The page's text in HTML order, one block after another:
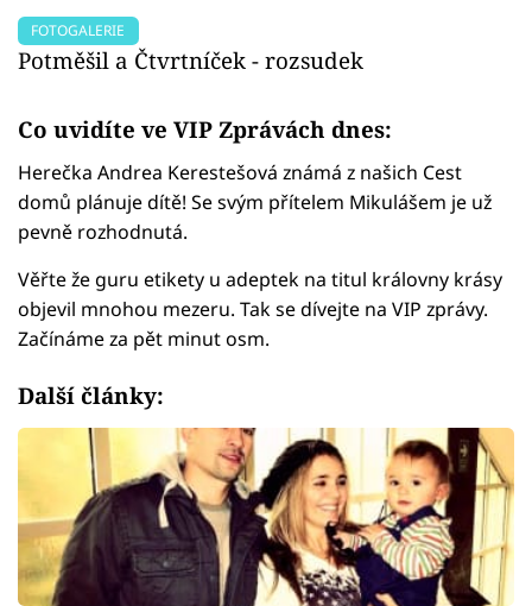
FOTOGALERIE
Potměšil a Čtvrtníček - rozsudek
Co uvidíte ve VIP Zprávách dnes:
Herečka Andrea Kerestešová známá z našich Cest
domů plánuje dítě! Se svým přítelem Mikulášem je už
pevně rozhodnutá.
Věřte že guru etikety u adeptek na titul královny krásy
objevil mnohou mezeru. Tak se dívejte na VIP zprávy.
Začínáme za pět minut osm.
Další články: